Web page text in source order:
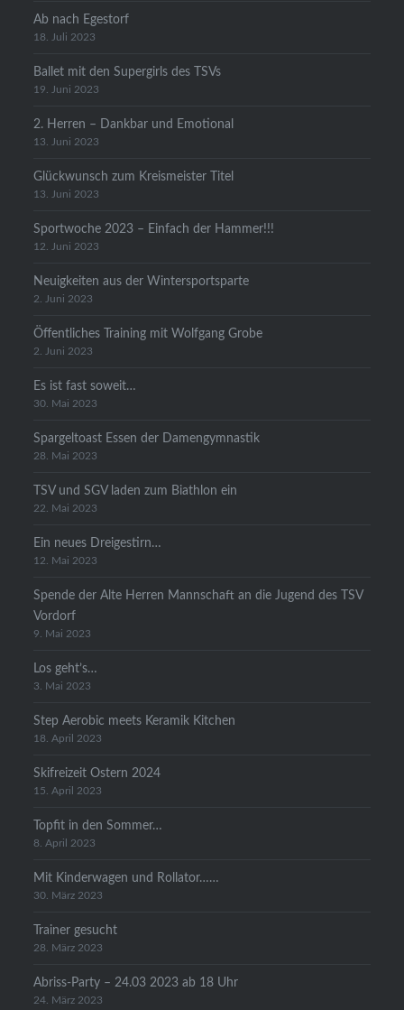
Ab nach Egestorf
18. Juli 2023
Ballet mit den Supergirls des TSVs
19. Juni 2023
2. Herren – Dankbar und Emotional
13. Juni 2023
Glückwunsch zum Kreismeister Titel
13. Juni 2023
Sportwoche 2023 – Einfach der Hammer!!!
12. Juni 2023
Neuigkeiten aus der Wintersportsparte
2. Juni 2023
Öffentliches Training mit Wolfgang Grobe
2. Juni 2023
Es ist fast soweit…
30. Mai 2023
Spargeltoast Essen der Damengymnastik
28. Mai 2023
TSV und SGV laden zum Biathlon ein
22. Mai 2023
Ein neues Dreigestirn…
12. Mai 2023
Spende der Alte Herren Mannschaft an die Jugend des TSV
Vordorf
9. Mai 2023
Los geht’s…
3. Mai 2023
Step Aerobic meets Keramik Kitchen
18. April 2023
Skifreizeit Ostern 2024
15. April 2023
Topfit in den Sommer…
8. April 2023
Mit Kinderwagen und Rollator……
30. März 2023
Trainer gesucht
28. März 2023
Abriss-Party – 24.03 2023 ab 18 Uhr
24. März 2023